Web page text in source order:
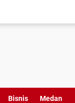
Bisnis Medan